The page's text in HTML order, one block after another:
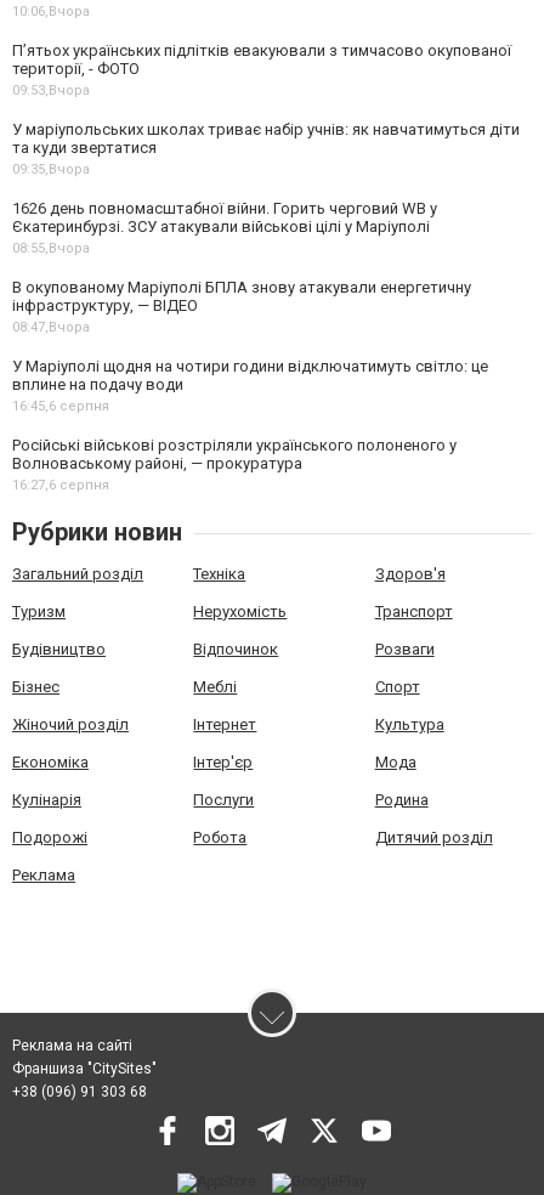
10:06,Вчора
П’ятьох українських підлітків евакуювали з тимчасово окупованої
території, - ФОТО
09:53,Вчора
У маріупольських школах триває набір учнів: як навчатимуться діти
та куди звертатися
09:35,Вчора
1626 день повномасштабної війни. Горить черговий WB у
Єкатеринбурзі. ЗСУ атакували військові цілі у Маріуполі
08:55,Вчора
В окупованому Маріуполі БПЛА знову атакували енергетичну
інфраструктуру, — ВІДЕО
08:47,Вчора
У Маріуполі щодня на чотири години відключатимуть світло: це
вплине на подачу води
16:45,6 серпня
Російські військові розстріляли українського полоненого у
Волноваському районі, — прокуратура
16:27,6 серпня
Рубрики новин
Загальний розділ Техніка Здоров'я
Туризм Нерухомість Транспорт
Будівництво Відпочинок Розваги
Бізнес Меблі Спорт
Жіночий розділ Інтернет Культура
Економіка Інтер'єр Мода
Кулінарія Послуги Родина
Подорожі Робота Дитячий розділ
Реклама
Реклама на сайті
Франшиза "CitySites"
+38 (096) 91 303 68